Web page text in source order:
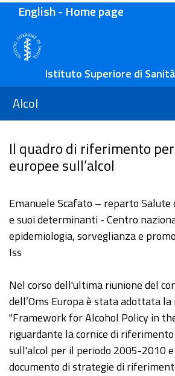
English - Home page
Istituto Superiore di
Alcol
Il quadro di riferimento
europee sull’alcol
Emanuele Scafato – reparto
e suoi determinanti - Centro
epidemiologia, sorveglianza e
Iss
Nel corso dell'ultima riunione del
dell’Oms Europa è stata adottata
"Framework for Alcohol Policy in
riguardante la cornice di
sull'alcol per il periodo 2005-2010
documento di strategie di